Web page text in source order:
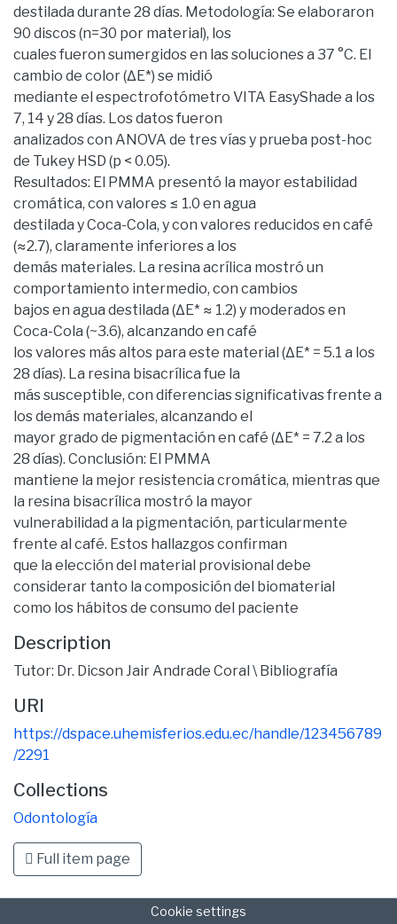
destilada durante 28 días. Metodología: Se elaboraron
90 discos (n=30 por material), los
cuales fueron sumergidos en las soluciones a 37 °C. El
cambio de color (ΔE*) se midió
mediante el espectrofotómetro VITA EasyShade a los
7, 14 y 28 días. Los datos fueron
analizados con ANOVA de tres vías y prueba post-hoc
de Tukey HSD (p < 0.05).
Resultados: El PMMA presentó la mayor estabilidad
cromática, con valores ≤ 1.0 en agua
destilada y Coca-Cola, y con valores reducidos en café
(≈2.7), claramente inferiores a los
demás materiales. La resina acrílica mostró un
comportamiento intermedio, con cambios
bajos en agua destilada (ΔE* ≈ 1.2) y moderados en
Coca-Cola (~3.6), alcanzando en café
los valores más altos para este material (ΔE* = 5.1 a los
28 días). La resina bisacrílica fue la
más susceptible, con diferencias significativas frente a
los demás materiales, alcanzando el
mayor grado de pigmentación en café (ΔE* = 7.2 a los
28 días). Conclusión: El PMMA
mantiene la mejor resistencia cromática, mientras que
la resina bisacrílica mostró la mayor
vulnerabilidad a la pigmentación, particularmente
frente al café. Estos hallazgos confirman
que la elección del material provisional debe
considerar tanto la composición del biomaterial
como los hábitos de consumo del paciente
Description
Tutor: Dr. Dicson Jair Andrade Coral \ Bibliografía
URI
https://dspace.uhemisferios.edu.ec/handle/123456789
/2291
Collections
Odontología
Full item page
Cookie settings